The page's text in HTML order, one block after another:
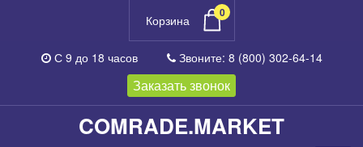
Корзина 0
С 9 до 18 часов Звоните: 8 (800) 302-64-14
Заказать звонок
COMRADE.MARKET